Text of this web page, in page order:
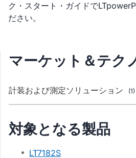
ク・スタート・ガイドで
ださい。
マーケット＆テク
計装および測定ソリューション (1)
対象となる製品
LT7182S